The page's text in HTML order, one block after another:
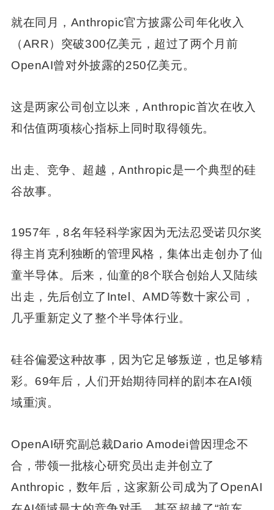
就在同月，Anthropic官方披露公司年化收入
（ARR）突破300亿美元，超过了两个月前
OpenAI曾对外披露的250亿美元。
这是两家公司创立以来，Anthropic首次在收入
和估值两项核心指标上同时取得领先。
出走、竞争、超越，Anthropic是一个典型的硅
谷故事。
1957年，8名年轻科学家因为无法忍受诺贝尔奖
得主肖克利独断的管理风格，集体出走创办了仙
童半导体。后来，仙童的8个联合创始人又陆续
出走，先后创立了Intel、AMD等数十家公司，
几乎重新定义了整个半导体行业。
硅谷偏爱这种故事，因为它足够叛逆，也足够精
彩。69年后，人们开始期待同样的剧本在AI领
域重演。
OpenAI研究副总裁Dario Amodei曾因理念不
合，带领一批核心研究员出走并创立了
Anthropic，数年后，这家新公司成为了OpenAI